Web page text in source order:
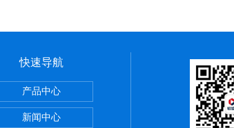
快速导航
产品中心
新闻中心